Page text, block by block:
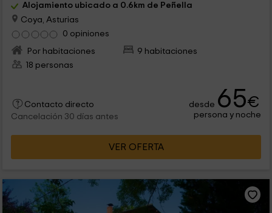
Alojamiento ubicado a 0.6km de Peñella
Coya, Asturias
0 opiniones
Por habitaciones
9 habitaciones
18 personas
Contacto directo
Cancelación 30 días antes
desde 65€
persona y noche
VER OFERTA